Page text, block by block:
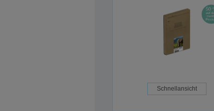
Schnellansicht